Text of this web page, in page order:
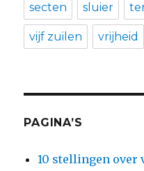
secten sluier
vijf zuilen vrijheid
PAGINA’S
10 stellingen over